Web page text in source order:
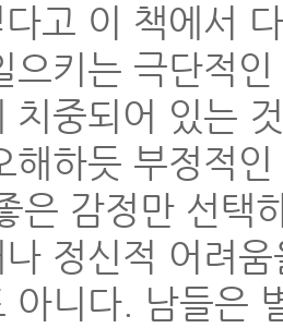
고 이 책에서
으키는 극단적
치중되어 있는
해하듯 부정적
은 감정만 선택
나 정신적 어려
아니다. 남들은